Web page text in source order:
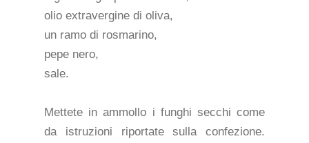
olio extravergine di oliva,
un ramo di rosmarino,
pepe nero,
sale.
Mettete in ammollo i funghi secchi come
da istruzioni riportate sulla confezione.